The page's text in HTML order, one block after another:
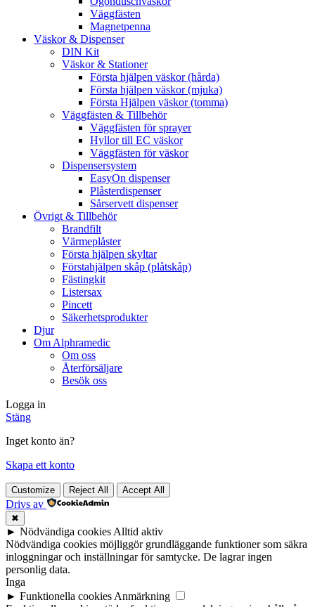
Väggfästen
Magnetpenna
Väskor & Dispenser
DIN Kit
Väskor & Stationer
Första hjälpen väskor (hårda)
Första hjälpen väskor (mjuka)
Första Hjälpen väskor (tomma)
Väggfästen & Tillbehör
Väggfästen för sprayer
Hyllor till EC väskor
Väggfästen för väskor
Dispensersystem
EasyOn dispenser
Plåsterdispenser
Sårservett dispenser
Övrigt & Tillbehör
Brandfilt
Värmeplåster
Första hjälpen skyltar
Förstahjälpen skåp (plåtskåp)
Fästingkit
Listersax
Pincett
Säkerhetsprodukter
Djur
Om Alphramedic
Om oss
Återförsäljare
Besök oss
Logga in
Stäng
Inget konto än?
Skapa ett konto
Customize Reject All Accept All
Drivs av
✖
► Nödvändiga cookies Alltid aktiv
Nödvändiga cookies möjliggör grundläggande funktioner som säkra
inloggningar och inställningar för samtycke. De lagrar ingen
personlig data.
Inga
► Funktionella cookies Anmärkning